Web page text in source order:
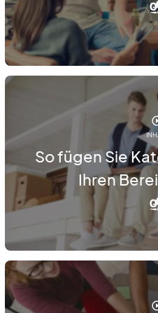
So fügen Sie
Ihren